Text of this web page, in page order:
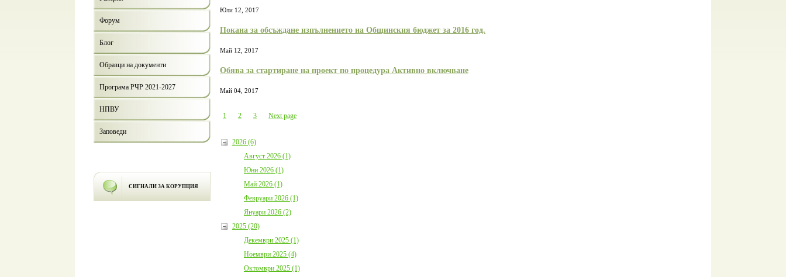
Форум
Блог
Образци на документи
Програма РЧР 2021-2027
НПВУ
Заповеди
СИГНАЛИ ЗА КОРУПЦИЯ
Юли 12, 2017
Покана за обсъждане изпълнението на Общинския бюджет за 2016 год.
Май 12, 2017
Обява за стартиране на проект по процедура Активно включване
Май 04, 2017
1 2 3 Next page
2026 (6)
Август 2026 (1)
Юни 2026 (1)
Май 2026 (1)
Февруари 2026 (1)
Януари 2026 (2)
2025 (20)
Декември 2025 (1)
Ноември 2025 (4)
Октомври 2025 (1)